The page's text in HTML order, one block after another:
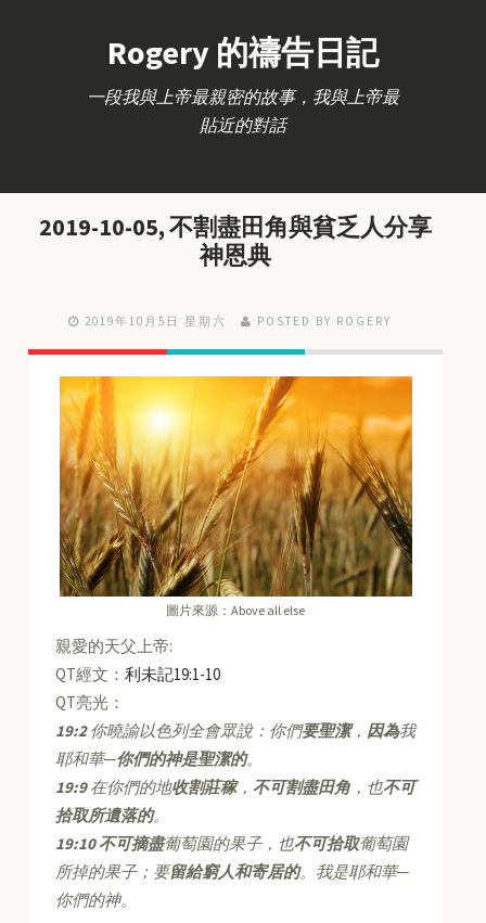
Rogery 的禱告日記
一段我與上帝最親密的故事，我與上帝最
貼近的對話
2019-10-05, 不割盡田角與貧乏人分享
神恩典
2019年10月5日 星期六 POSTED BY ROGERY
圖片來源：Above all else
親愛的天父上帝:
QT經文：利未記19:1-10
QT亮光：
19:2你曉諭以色列全會眾說：你們要聖潔， 因為我
耶和華─你們的神是聖潔的。
19:9在你們的地收割莊稼， 不可割盡田角 ，也不可
拾取所遺落的。
19:10 不可摘盡葡萄園的果子，也不可拾取葡萄園
所掉的果子；要留給窮人和寄居的。我是耶和華─
你們的神。